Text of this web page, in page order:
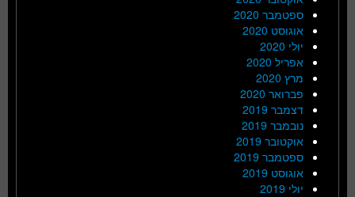
ספטמבר 2020
אוגוסט 2020
יולי 2020
אפריל 2020
מרץ 2020
פברואר 2020
דצמבר 2019
נובמבר 2019
אוקטובר 2019
ספטמבר 2019
אוגוסט 2019
יולי 2019